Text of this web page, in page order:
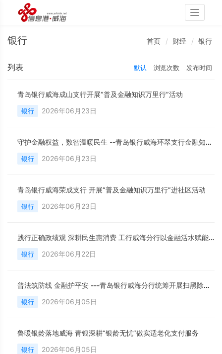
Toggle
银行 首页 财经 银行
列表 默认 浏览次数 发布时间
青岛银行威海成山支行开展“普及金融知识万里行”活动
银行 2026年06月23日
守护金融权益，数智温暖民生 --青岛银行威海环翠支行金融知识万里行活动
银行 2026年06月23日
青岛银行威海荣成支行 开展“普及金融知识万里行”进社区活动
银行 2026年06月23日
践行正确政绩观 深耕民生惠消费 工行威海分行以金融活水赋能地方内需扩容
银行 2026年06月22日
普法筑防线 金融护平安 ---青岛银行威海分行统筹开展扫黑除恶、反洗钱、反诈一体化宣传活动
银行 2026年06月05日
鲁暖银龄落地威海 青银深耕“银龄无忧”做实适老化支付服务
银行 2026年06月05日